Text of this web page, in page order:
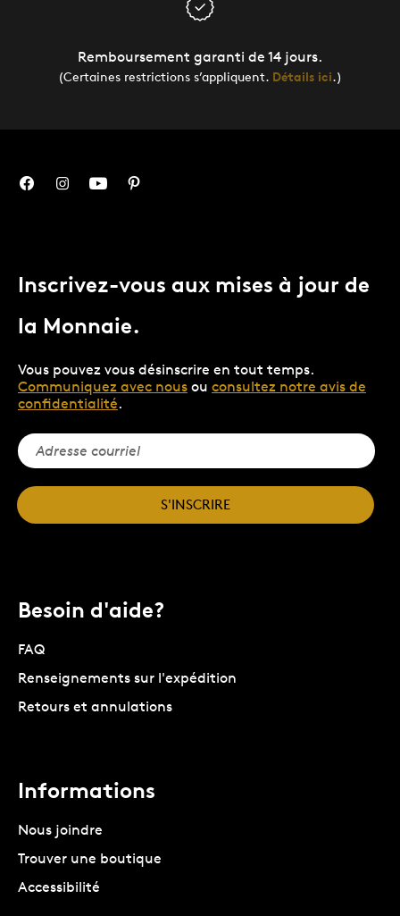
Remboursement garanti de 14 jours.
(Certaines restrictions s’appliquent. Détails ici.)
Inscrivez-vous aux mises à jour de
la Monnaie.
Vous pouvez vous désinscrire en tout temps.
Communiquez avec nous ou consultez notre avis de
confidentialité.
S'INSCRIRE
Besoin d'aide?
FAQ
Renseignements sur l'expédition
Retours et annulations
Informations
Nous joindre
Trouver une boutique
Accessibilité